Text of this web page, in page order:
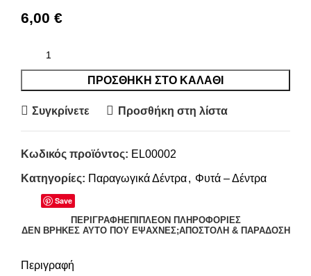
6,00 €
ΠΡΟΣΘΉΚΗ ΣΤΟ ΚΑΛΆΘΙ
Συγκρίνετε Προσθήκη στη λίστα
Κωδικός προϊόντος: EL00002
Κατηγορίες: Παραγωγικά Δέντρα, Φυτά – Δέντρα
Save
ΠΕΡΙΓΡΑΦΉ ΕΠΙΠΛΈΟΝ ΠΛΗΡΟΦΟΡΊΕΣ
ΔΕΝ ΒΡΉΚΕΣ ΑΥΤΌ ΠΟΥ ΈΨΑΧΝΕΣ;ΑΠΟΣΤΟΛΉ & ΠΑΡΆΔΟΣΗ
Περιγραφή